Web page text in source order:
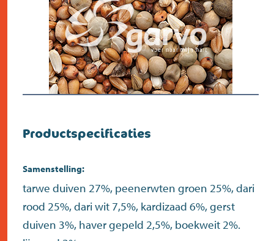
Productspecificaties
Samenstelling:
tarwe duiven 27%, peenerwten groen 25%, dari
rood 25%, dari wit 7,5%, kardizaad 6%, gerst
duiven 3%, haver gepeld 2,5%, boekweit 2%.